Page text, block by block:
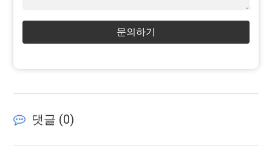
문의하기
댓글 (0)